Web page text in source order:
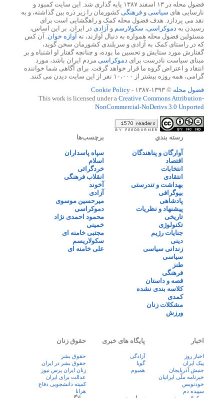
فضول محله در ۱۳ اسفند ۱۳۸۷ پایه گذاری شد. این سایت کمبود و
نارسایی های سیاسی و فرهنگیکشورمان را زیر ذره بین گذاشته، و به
نقد می پردازد. هدف فضول محله کمک و راهگشایی است برای
رسیدن به دموکراسی، سکولارسم و آزادی در ایران. بر این اساس،
مسئولین فضول محله همواره به دنبال آوازند، نه آوازه خوان. آن کس
که در راستای کمک به آزادی و سربلندی کشورمان سخن گوید،
گفتارش مورد ستایش و تحسین ما بوده، و چنانچه گفتار او اشتباه و بر
مبنای سیاست نادرست برای دموکراسی مردم ایران باشد، مورد
انتقاد و اعتراض گروه ما قرار خواهد گرفت. برای آگاهی شما خواننده
گرامی، همه روزه بیشتر از ۱۰،۰۰۰ نفر از این سایت دیدن می کنند.
فضول محله © ۱۳۹۳-۱۳۸۷ -
Cookie Policy
This work is licensed under a Creative Commons Attribution-
NonCommercial-NoDerivs 3.0 Unported
رسته بندي
آوارگان و پناهندگان
اقتصاد
انتخابات
انتقادی
بهداشت و تندرستی
بیوگرافی
پادشاهی
پیشنهاد و نظریات
تاریخی
تکنولوژی
جنایات رژیم
دینی
زندانی سیاسی
سیاسی
طنز
فرهنگی
قصه و داستان
کلاسه بندی نشده
کمدی
مشکلات زنان
ورزش
برچسب‌ها
سپاه پاسداران
اسلام
خردگرائی
انقلاب فرهنگی
آخوند
آزادی
میرحسین موسوی
دموکراسی
محمود احمدی نژاد
خمینی
مجتبی خامنه ای
سکولاریسم
علی خامنه ای
اخبار
اخبار روز
پيک ايران
جنبش آذربایجان
خبرنامه ملّی ایرانیان
خودنویس
سپیده دم
پایگاه های خبری
آزادگی
گویا
همبوم
حقوق زنان
حقوق بشر
حقوق بشر در ایران
زنان ايران پرس نيوز
عدالت برای ایران
کمیته دانشجویی دفاع
هرانا